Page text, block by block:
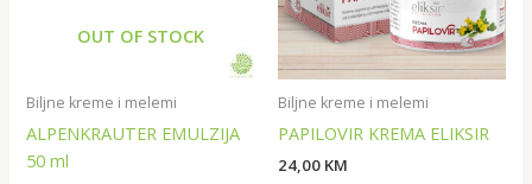
OUT OF STOCK
Biljne kreme i melemi
ALPENKRAUTER EMULZIJA
50 ml
Biljne kreme i melemi
PAPILOVIR KREMA ELIKSIR
24,00 KM